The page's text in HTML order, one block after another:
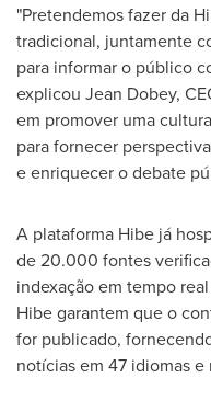
"Pretendemos fazer da
tradicional, juntamente
para informar o público
explicou Jean Dobey,
em promover uma
para fornecer
e enriquecer o debate
A plataforma Hibe já
de 20.000 fontes
indexação em tempo
Hibe garantem que o
for publicado,
notícias em 47 idiomas